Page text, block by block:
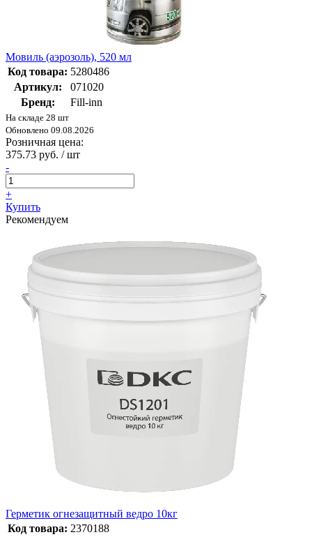
Мовиль (аэрозоль), 520 мл
Код товара: 5280486
Артикул:
071020
Бренд:
Fill-inn
На складе 28 шт
Обновлено 09.08.2026
Розничная цена:
375.73 руб. / шт
-
+
Купить
Рекомендуем
Герметик огнезащитный ведро 10кг
Код товара: 2370188